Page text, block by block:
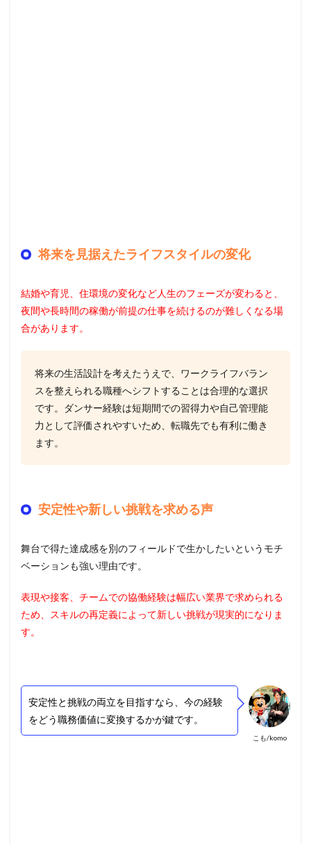
将来を見据えたライフスタイルの変化
結婚や育児、住環境の変化など人生のフェーズが変わると、
夜間や長時間の稼働が前提の仕事を続けるのが難しくなる場
合があります。
将来の生活設計を考えたうえで、ワークライフバラン
スを整えられる職種へシフトすることは合理的な選択
です。ダンサー経験は短期間での習得力や自己管理能
力として評価されやすいため、転職先でも有利に働き
ます。
安定性や新しい挑戦を求める声
舞台で得た達成感を別のフィールドで生かしたいというモチ
ベーションも強い理由です。
表現や接客、チームでの協働経験は幅広い業界で求められる
ため、スキルの再定義によって新しい挑戦が現実的になりま
す。
こも/komo
安定性と挑戦の両立を目指すなら、今の経験
をどう職務価値に変換するかが鍵です。